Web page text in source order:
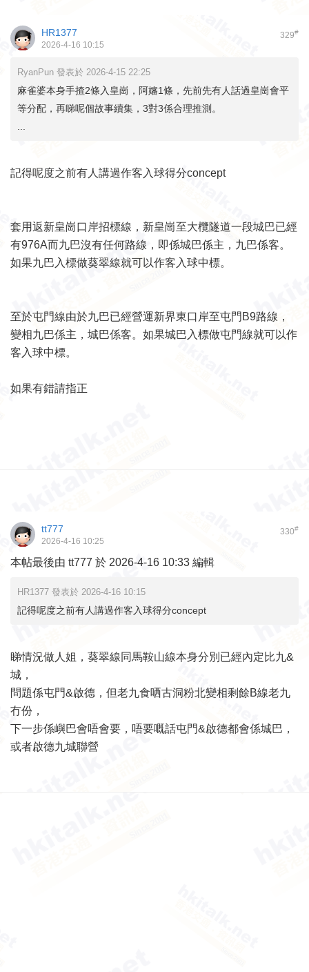
329#
HR1377
2026-4-16 10:15
RyanPun 發表於 2026-4-15 22:25
麻雀婆本身手揸2條入皇崗，阿嬸1條，先前先有人話過皇崗會平
等分配，再睇呢個故事續集，3對3係合理推測。
記得呢度之前有人講過作客入球得分concept
套用返新皇崗口岸招標線，新皇崗至大欖隧道一段城巴已經
有976A而九巴沒有任何路線，即係城巴係主，九巴係客。
如果九巴入標做葵翠線就可以作客入球中標。
至於屯門線由於九巴已經營運新界東口岸至屯門B9路線，
變相九巴係主，城巴係客。如果城巴入標做屯門線就可以作
客入球中標。
如果有錯請指正
330#
tt777
2026-4-16 10:25
本帖最後由 tt777 於 2026-4-16 10:33 編輯
HR1377 發表於 2026-4-16 10:15
記得呢度之前有人講過作客入球得分concept
睇情況做人姐，葵翠線同馬鞍山線本身分別已經內定比九&
城，
問題係屯門&啟德，但老九食哂古洞粉北變相剩餘B線老九
冇份，
下一步係嶼巴會唔會要，唔要嘅話屯門&啟德都會係城巴，
或者啟德九城聯營